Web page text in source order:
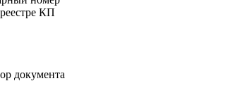
КП
документа